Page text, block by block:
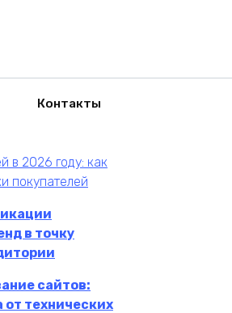
Контакты
в 2026 году: как
покупателей
в точку
сайтов:
технических